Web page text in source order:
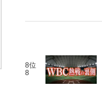
8位
8